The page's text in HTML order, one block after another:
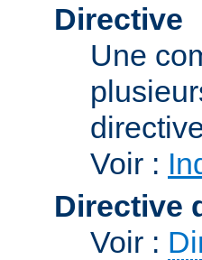
Directive
Une
Voir :
Directive
Voir :